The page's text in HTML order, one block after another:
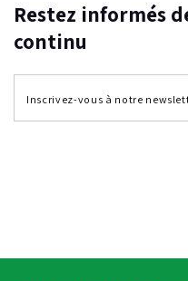
Restez informés
continu